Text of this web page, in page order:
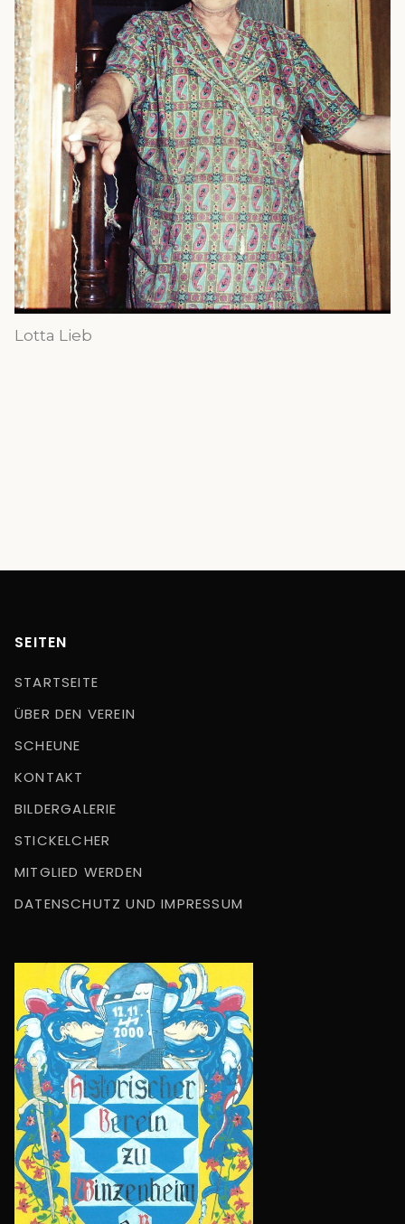
Lotta Lieb
SEITEN
STARTSEITE
ÜBER DEN VEREIN
SCHEUNE
KONTAKT
BILDERGALERIE
STICKELCHER
MITGLIED WERDEN
DATENSCHUTZ UND IMPRESSUM